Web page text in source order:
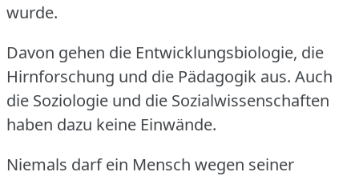
wurde.
Davon gehen die Entwicklungsbiologie, die
Hirnforschung und die Pädagogik aus. Auch
die Soziologie und die Sozialwissenschaften
haben dazu keine Einwände.
Niemals darf ein Mensch wegen seiner